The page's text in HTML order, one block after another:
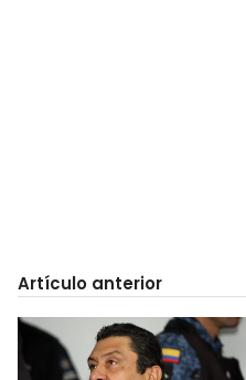
Artículo anterior